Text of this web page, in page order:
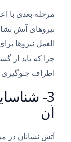
مرحله بعدی با
نیروهای آتش
العمل نیروها
چرا که باید از
اطراف جلوگیری
3-
آن
آتش نشانان در